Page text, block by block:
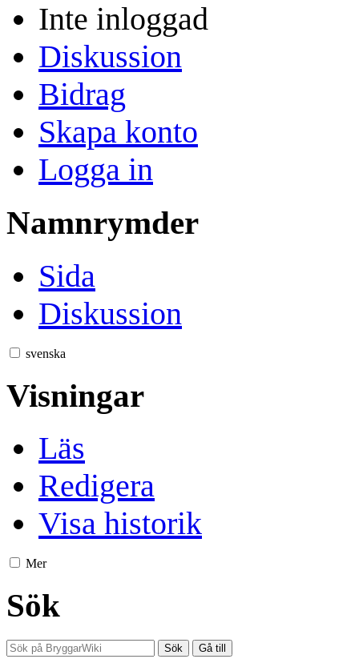
Inte inloggad
Diskussion
Bidrag
Skapa konto
Logga in
Namnrymder
Sida
Diskussion
svenska
Visningar
Läs
Redigera
Visa historik
Mer
Sök